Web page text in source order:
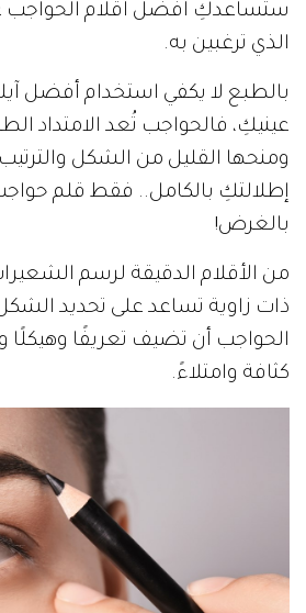
ستساعدكِ أفضل أقلام الحواجب
الذي ترغبين به.
بالطبع لا يكفي استخدام أفضل
عينيكِ، فالحواجب تُعد الامتداد
ومنحها القليل من الشكل
إطلالتكِ بالكامل.. فقط قلم
بالغرض!
من الأقلام الدقيقة لرسم
ذات زاوية تساعد على تحديد
الحواجب أن تضيف تعريفًا وهيكلًا
كثافة وامتلاءً.